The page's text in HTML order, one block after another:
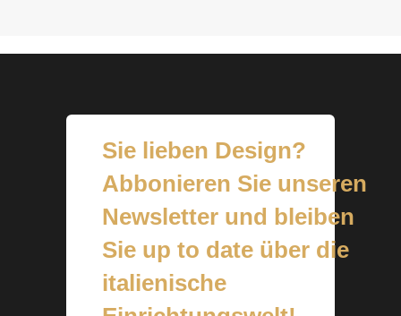
Sie lieben Design?
Abbonieren Sie unseren
Newsletter und bleiben
Sie up to date über die
italienische